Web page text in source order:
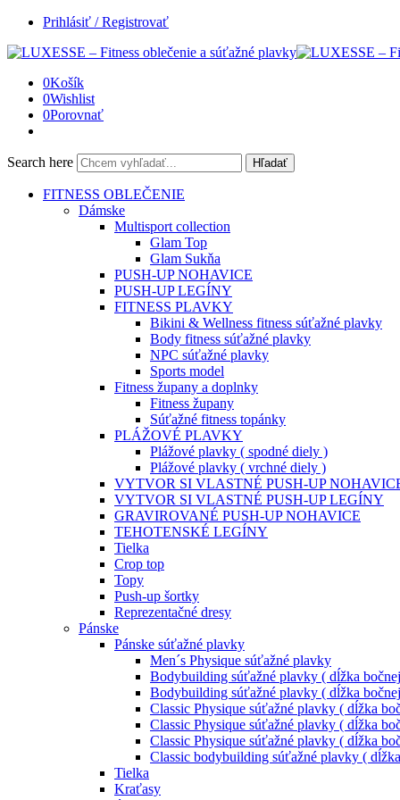
Prihlásiť / Registrovať
0Košík
0Wishlist
0Porovnať
Search here Hľadať
FITNESS OBLEČENIE
Dámske
Multisport collection
Glam Top
Glam Sukňa
PUSH-UP NOHAVICE
PUSH-UP LEGÍNY
FITNESS PLAVKY
Bikini & Wellness fitness súťažné plavky
Body fitness súťažné plavky
NPC súťažné plavky
Sports model
Fitness župany a doplnky
Fitness župany
Súťažné fitness topánky
PLÁŽOVÉ PLAVKY
Plážové plavky ( spodné diely )
Plážové plavky ( vrchné diely )
VYTVOR SI VLASTNÉ PUSH-UP
VYTVOR SI VLASTNÉ PUSH-UP LEGÍNY
GRAVIROVANÉ PUSH-UP NOHAVICE
TEHOTENSKÉ LEGÍNY
Tielka
Crop top
Topy
Push-up šortky
Reprezentačné dresy
Pánske
Pánske súťažné plavky
Men´s Physique súťažné plavky
Bodybuilding súťažné plavky ( dĺžka
Bodybuilding súťažné plavky ( dĺžka
Classic Physique súťažné plavky ( dĺžka
Classic Physique súťažné plavky ( dĺžka
Classic Physique súťažné plavky ( dĺžka
Classic bodybuilding súťažné plavky (
Tielka
Kraťasy